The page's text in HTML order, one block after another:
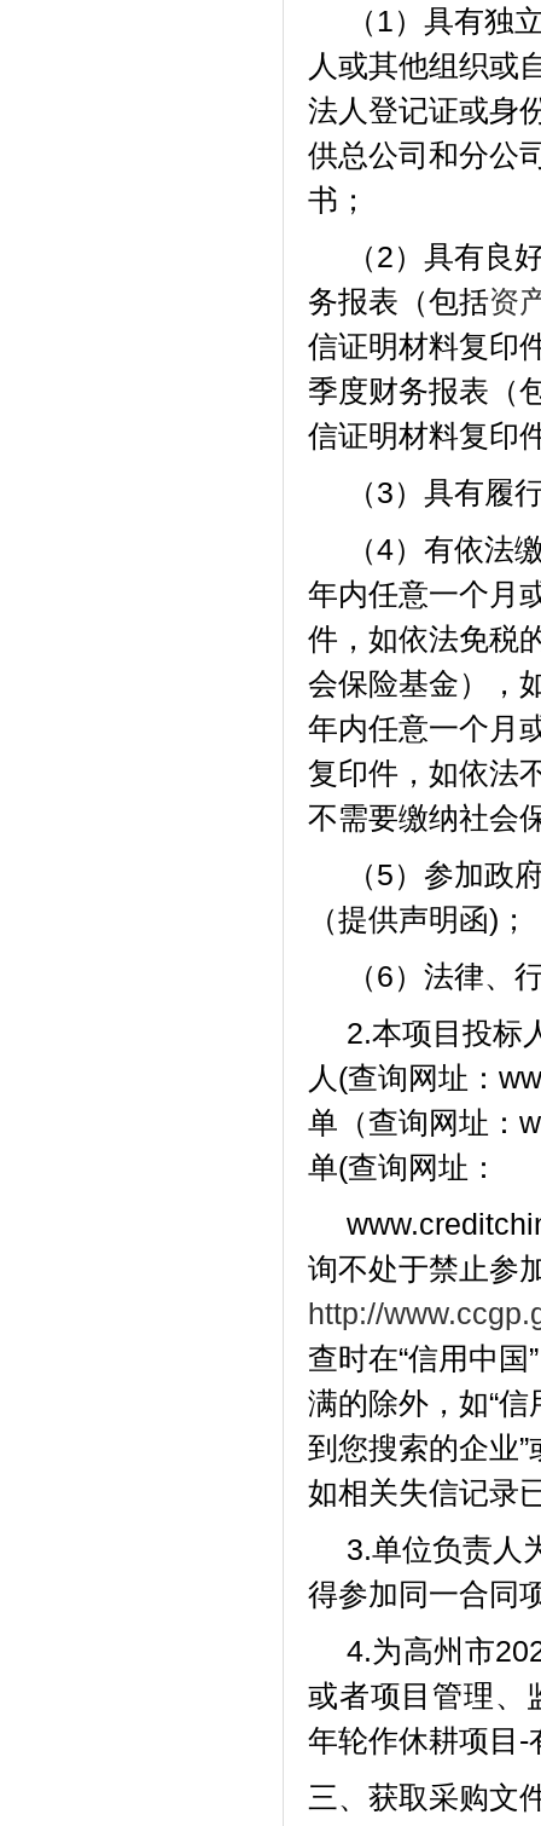
（ 1）具有独
人或其他组织或
法人登记证或身
供总公司和分公
书 ；
（2）具有良
务报表（包括资
信证明材料复印
季度财务报表（
信证明材料复印
（3）具有履
（4）有依法
年内任意一个月
件，如依法免税
会保险基金），
年内任意一个月
复印件，如依法
不需要缴纳社会
（5）参加政
（提供声明函)；
（6）法律、
2.本项目投标
人(查询网址：
单（查询网址：
单(查询网址：
询不处于禁止参
http://
查时在“信用中
满的除外，如“
到您搜索的企业
如相关失信记录
3.单位负责人
得参加同一合同
4.为高州市
或者项目管理、
年轮作休耕项目-
三、获取采购文